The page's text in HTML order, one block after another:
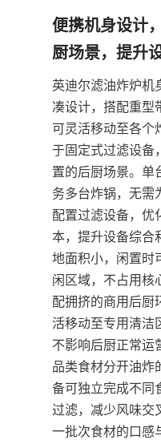
便携机身设计
厨场景，提升
英迪尔滤油炸炉机
凑设计，搭配重型
可灵活移动至各个
于固定式过滤设备
置的后厨场景。单
务多台炸锅，无需
配置过滤设备，优
本，提升设备综合
地面积小，闲置时
闲区域，不占用核
配拥挤的商用后厨
活移动至专用清洁
不影响后厨正常运
品类食材分开油炸
备可独立完成不同
过滤，减少风味交
一批次食材的口感